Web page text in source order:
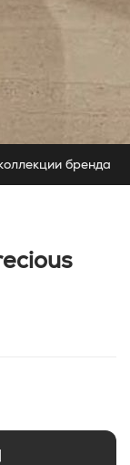
бренда